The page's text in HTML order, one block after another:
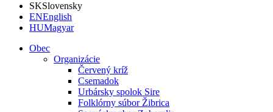
SKSlovensky
ENEnglish
HUMagyar
Obec
Organizácie
Červený kríž
Csemadok
Urbársky spolok Sire
Folklórny súbor Žibrica